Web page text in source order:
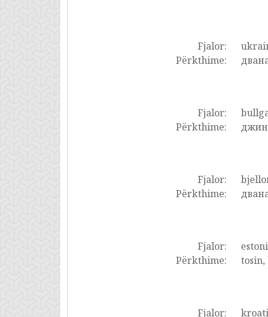
Fjalor:
Përkthime:
Fjalor:
Përkthime:
Fjalor:
Përkthime:
Fjalor:
Përkthime:
Fjalor: